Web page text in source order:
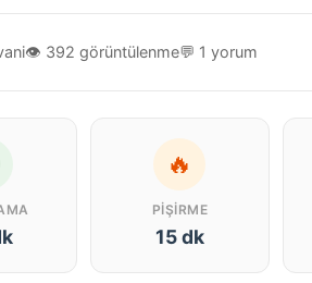
👁 392 görüntülenme💬 1 yorum
🔥
PIŞIRME
15 dk